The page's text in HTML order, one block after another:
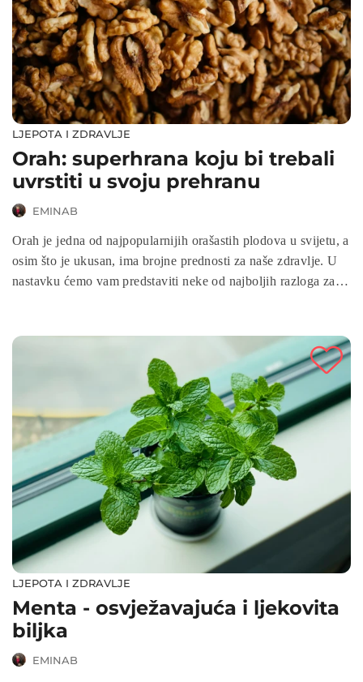
LJEPOTA I ZDRAVLJE
Orah: superhrana koju bi trebali
uvrstiti u svoju prehranu
EMINAB
Orah je jedna od najpopularnijih orašastih plodova u svijetu, a
osim što je ukusan, ima brojne prednosti za naše zdravlje. U
nastavku ćemo vam predstaviti neke od najboljih razloga zašto
LJEPOTA I ZDRAVLJE
Menta - osvježavajuća i ljekovita
biljka
EMINAB